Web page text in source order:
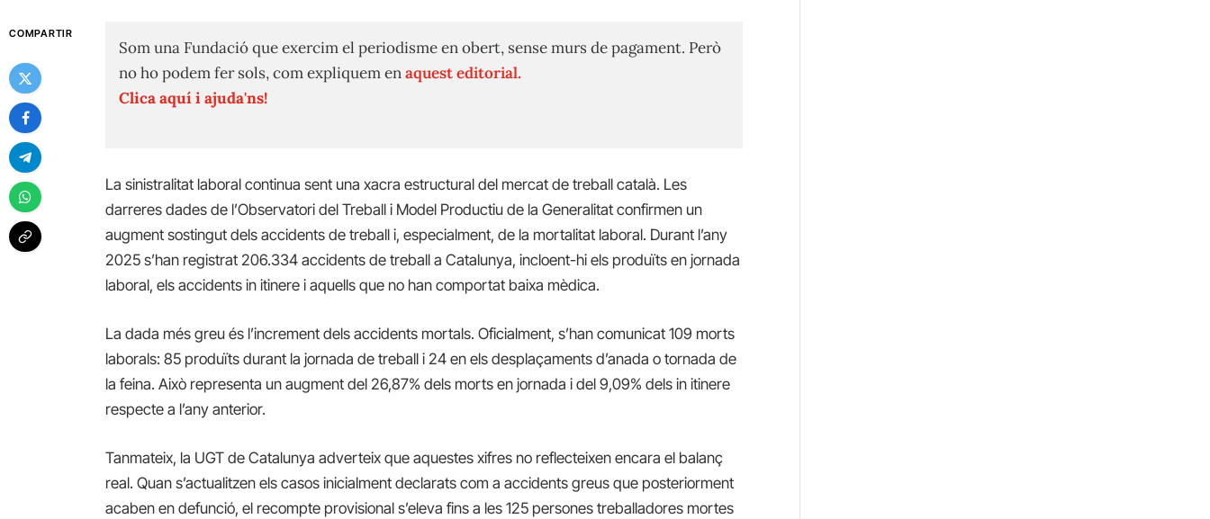
COMPARTIR
Som una Fundació que exercim el periodisme en obert, sense murs de pagament. Però
no ho podem fer sols, com expliquem enaquest editorial.
Clica aquí i ajuda'ns!
La sinistralitat laboral continua sent una xacra estructural del mercat de treball català. Les
darreres dades de l’Observatori del Treball i Model Productiu de la Generalitat confirmen un
augment sostingut dels accidents de treball i, especialment, de la mortalitat laboral. Durant l’any
2025 s’han registrat 206.334 accidents de treball a Catalunya, incloent-hi els produïts en jornada
laboral, els accidents in itinere i aquells que no han comportat baixa mèdica.
La dada més greu és l’increment dels accidents mortals. Oficialment, s’han comunicat 109 morts
laborals: 85 produïts durant la jornada de treball i 24 en els desplaçaments d’anada o tornada de
la feina. Això representa un augment del 26,87% dels morts en jornada i del 9,09% dels in itinere
respecte a l’any anterior.
Tanmateix, la UGT de Catalunya adverteix que aquestes xifres no reflecteixen encara el balanç
real. Quan s’actualitzen els casos inicialment declarats com a accidents greus que posteriorment
acaben en defunció, el recompte provisional s’eleva fins a les 125 persones treballadores mortes